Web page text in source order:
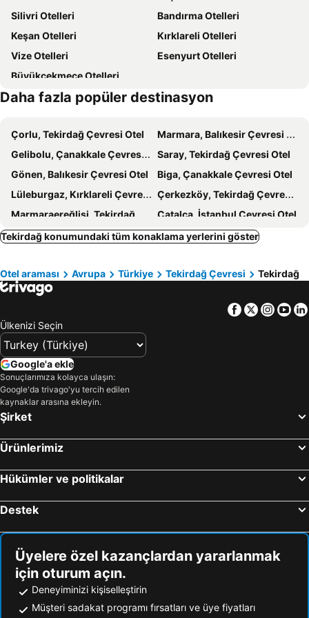
Otel59
Pia Mare Hotel
Derin Butik Otel
Old Town Tekirdağ
Silivri Otelleri
Bandırma Otelleri
Keşan Otelleri
Kırklareli Otelleri
Vize Otelleri
Esenyurt Otelleri
Büyükçekmece Otelleri
Daha fazla popüler destinasyon
Çorlu, Tekirdağ Çevresi Otel
Marmara, Balıkesir Çevresi Otel
Gelibolu, Çanakkale Çevresi Otel
Saray, Tekirdağ Çevresi Otel
Gönen, Balıkesir Çevresi Otel
Biga, Çanakkale Çevresi Otel
Lüleburgaz, Kırklareli Çevresi Otel
Çerkezköy, Tekirdağ Çevresi Otel
Marmaraereğlisi, Tekirdağ Çevresi Otel
Çatalca, İstanbul Çevresi Otel
Lapseki, Çanakkale Çevresi Otel
Didimotixo, Doğu Makedonya ve Trakya Otel
Avşa, Balıkesir Çevresi Otel
Silivri, İstanbul Çevresi Otel
Bandırma, Balıkesir Çevresi Otel
Vize, Kırklareli Çevresi Otel
Esenyurt, İstanbul Çevresi Otel
Antalya, Antalya Çevresi Otel
Kuşadası, Aydın Çevresi Otel
Marmaris, Muğla Çevresi Otel
Fethiye, Muğla Çevresi Otel
Tekirdağ konumundaki tüm konaklama yerlerini göster
Otel araması Avrupa Türkiye Tekirdağ Çevresi Tekirdağ
Facebook
Twitter
Ülkenizi Seçin
Google'a ekle
Sonuçlarımıza kolayca ulaşın:
Google'da trivago'yu tercih edilen
kaynaklar arasına ekleyin.
Şirket
Ürünlerimiz
Hükümler ve politikalar
Destek
Üyelere özel kazançlardan yararlanmak
için oturum açın.
Deneyiminizi kişiselleştirin
Müşteri sadakat programı fırsatları ve üye fiyatları